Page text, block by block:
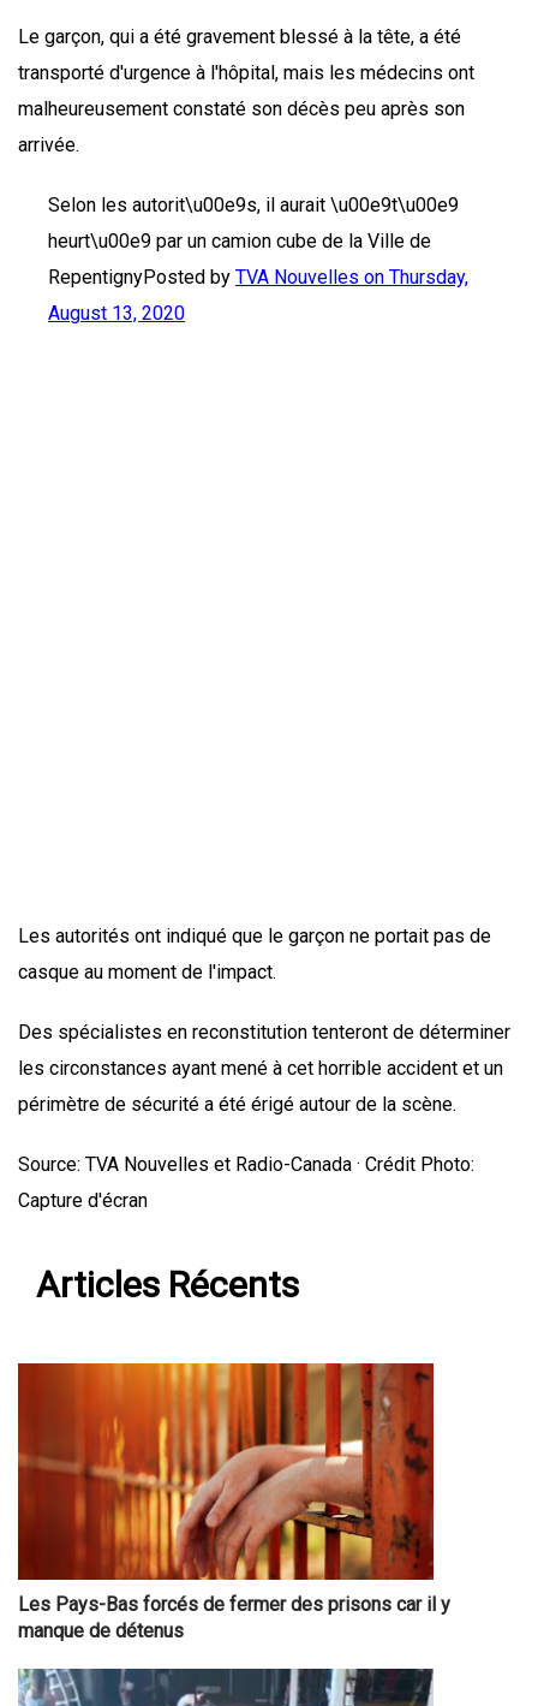
Le garçon, qui a été gravement blessé à la tête, a été
transporté d'urgence à l'hôpital, mais les médecins ont
malheureusement constaté son décès peu après son
arrivée.
Selon les autorit\u00e9s, il aurait \u00e9t\u00e9
heurt\u00e9 par un camion cube de la Ville de
RepentignyPosted by TVA Nouvelles on Thursday,
August 13, 2020
Les autorités ont indiqué que le garçon ne portait pas de
casque au moment de l'impact.
Des spécialistes en reconstitution tenteront de déterminer
les circonstances ayant mené à cet horrible accident et un
périmètre de sécurité a été érigé autour de la scène.
Source: TVA Nouvelles et Radio-Canada · Crédit Photo:
Capture d'écran
Articles Récents
Les Pays-Bas forcés de fermer des prisons car il y
manque de détenus